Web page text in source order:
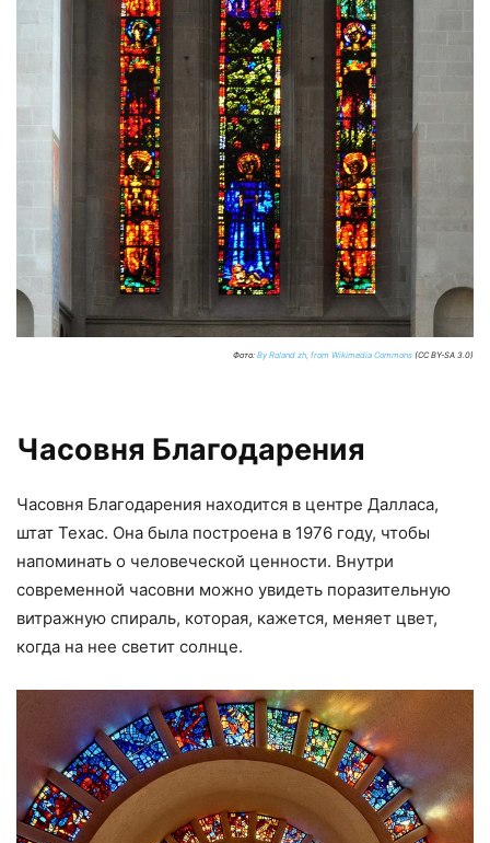
Фото: By Roland zh, from Wikimedia Commons (CC BY-SA 3.0)
Часовня Благодарения
Часовня Благодарения находится в центре Далласа,
штат Техас. Она была построена в 1976 году, чтобы
напоминать о человеческой ценности. Внутри
современной часовни можно увидеть поразительную
витражную спираль, которая, кажется, меняет цвет,
когда на нее светит солнце.